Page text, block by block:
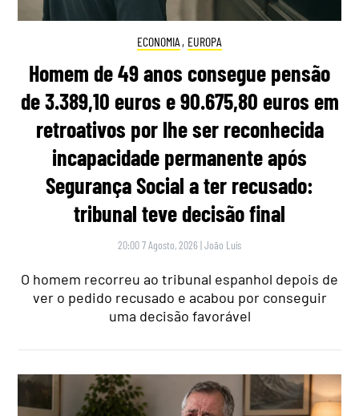
ECONOMIA , EUROPA
Homem de 49 anos consegue pensão
de 3.389,10 euros e 90.675,80 euros em
retroativos por lhe ser reconhecida
incapacidade permanente após
Segurança Social a ter recusado:
tribunal teve decisão final
20:00 7 Agosto, 2026 |João Luís
O homem recorreu ao tribunal espanhol depois de
ver o pedido recusado e acabou por conseguir
uma decisão favorável